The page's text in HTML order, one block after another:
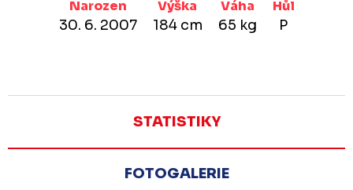
Narozen
30. 6. 2007
Výška
184 cm
Váha
65 kg
Hůl
P
STATISTIKY
FOTOGALERIE